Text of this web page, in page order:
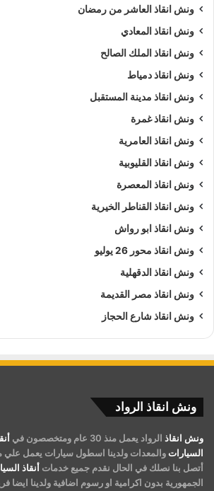
ونش انقاذ العاشر من رمضان
ونش انقاذ المعادي
ونش انقاذ الملك الصالح
ونش انقاذ دمياط
ونش انقاذ مدينة المستقبل
ونش انقاذ غمرة
ونش انقاذ العامرية
ونش انقاذ القليوبية
ونش انقاذ المعصرة
ونش انقاذ القناطر الخيرية
ونش انقاذ ابو رواش
ونش انقاذ محور 26 يوليو
ونش انقاذ الدقهلية
ونش انقاذ مصر القديمة
ونش انقاذ شارع الحجاز
ونش انقاذ الرواد
ونش انقاذ الرواد يعمل منذ 30 عام ومتخصصون في
السيارات
أتصل بنا نصلك في الحال نقدم جميع خدمات أنقاذ
الجمهورية بدون اكرامية او رسوم اضافية ولدينا